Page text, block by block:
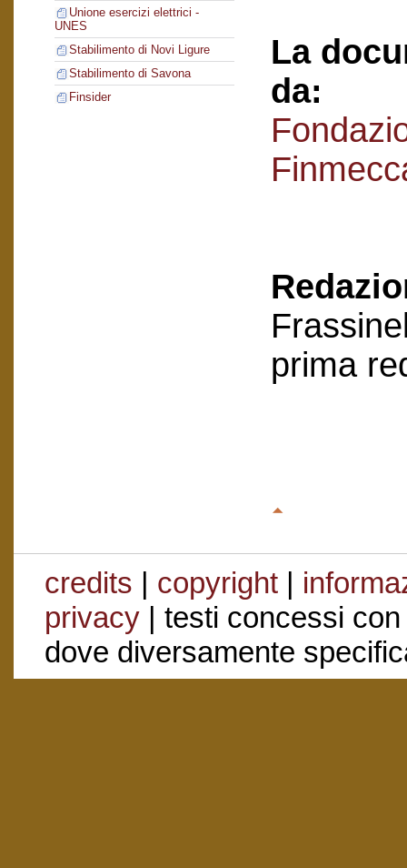
Unione esercizi elettrici -
UNES
Stabilimento di Novi Ligure
Stabilimento di Savona
Finsider
La
da:
prima
credits | copyright|
privacy| testi concessi
dove diversamente